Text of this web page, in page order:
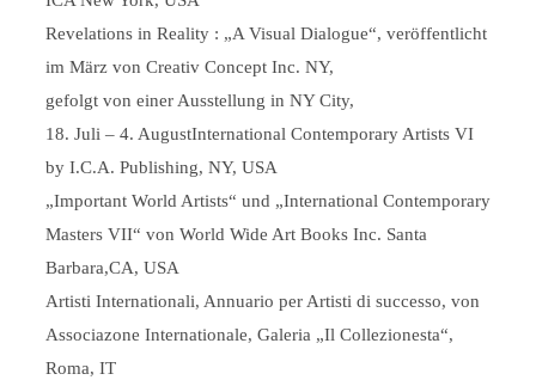
Revelations in Reality : „A Visual Dialogue“, veröffentlicht
im März von Creativ Concept Inc. NY,
gefolgt von einer Ausstellung in NY City,
18. Juli – 4. AugustInternational Contemporary Artists VI
by I.C.A. Publishing, NY, USA
„Important World Artists“ und „International Contemporary
Masters VII“ von World Wide Art Books Inc. Santa
Barbara,CA, USA
Artisti Internationali, Annuario per Artisti di successo, von
Associazone Internationale, Galeria „Il Collezionesta“,
Roma, IT